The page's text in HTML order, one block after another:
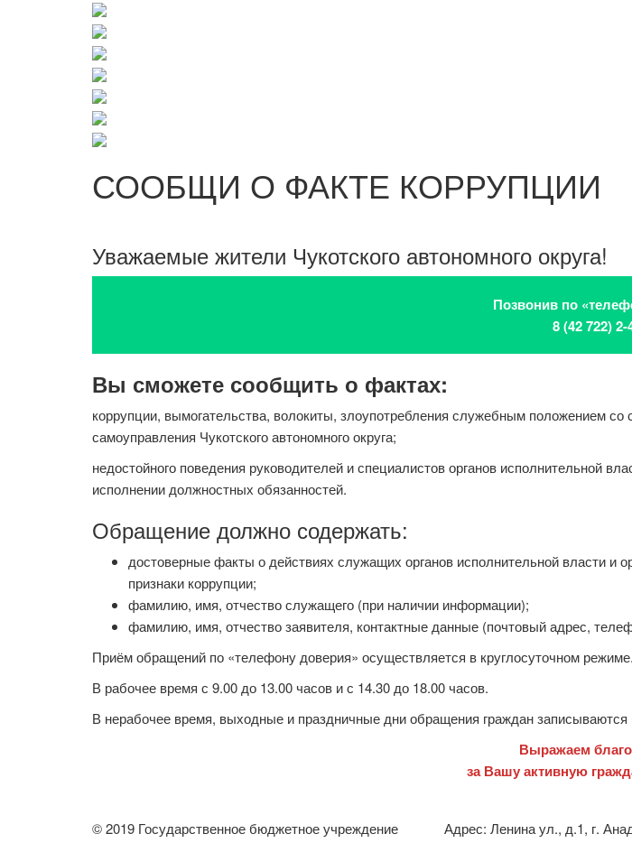
СООБЩИ О ФАКТЕ КОРРУПЦИИ
Уважаемые жители Чукотского автономного округа!
Позвонив по
8 (42 722) 2-
Вы сможете сообщить о фактах:
коррупции, вымогательства, волокиты, злоупотребления служебным положением
самоуправления Чукотского автономного округа;
недостойного поведения руководителей и специалистов органов исполнительной
исполнении должностных обязанностей.
Обращение должно содержать:
достоверные факты о действиях служащих органов исполнительной власти и
признаки коррупции;
фамилию, имя, отчество служащего (при наличии информации);
фамилию, имя, отчество заявителя, контактные данные (почтовый адрес,
Приём обращений по «телефону доверия» осуществляется в круглосуточном режиме.
В рабочее время с 9.00 до 13.00 часов и с 14.30 до 18.00 часов.
В нерабочее время, выходные и праздничные дни обращения граждан записываются
Выражаем
за Вашу активную
© 2019 Государственное бюджетное учреждение
Адрес: Ленина ул., д.1, г.